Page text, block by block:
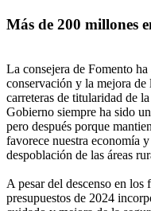
Más de 200 millones
La consejera de Fomento
conservación y la mejora
carreteras de titularidad de
Gobierno siempre ha sido
pero después porque
favorece nuestra economía
despoblación de las áreas
A pesar del descenso en los
presupuestos de 2024